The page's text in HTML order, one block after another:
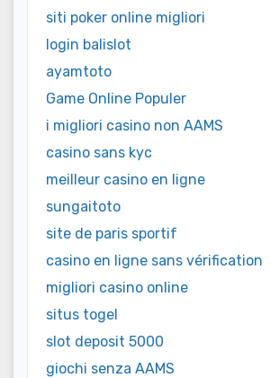
siti poker online migliori
login balislot
ayamtoto
Game Online Populer
i migliori casino non AAMS
casino sans kyc
meilleur casino en ligne
sungaitoto
site de paris sportif
casino en ligne sans vérification
migliori casino online
situs togel
slot deposit 5000
giochi senza AAMS